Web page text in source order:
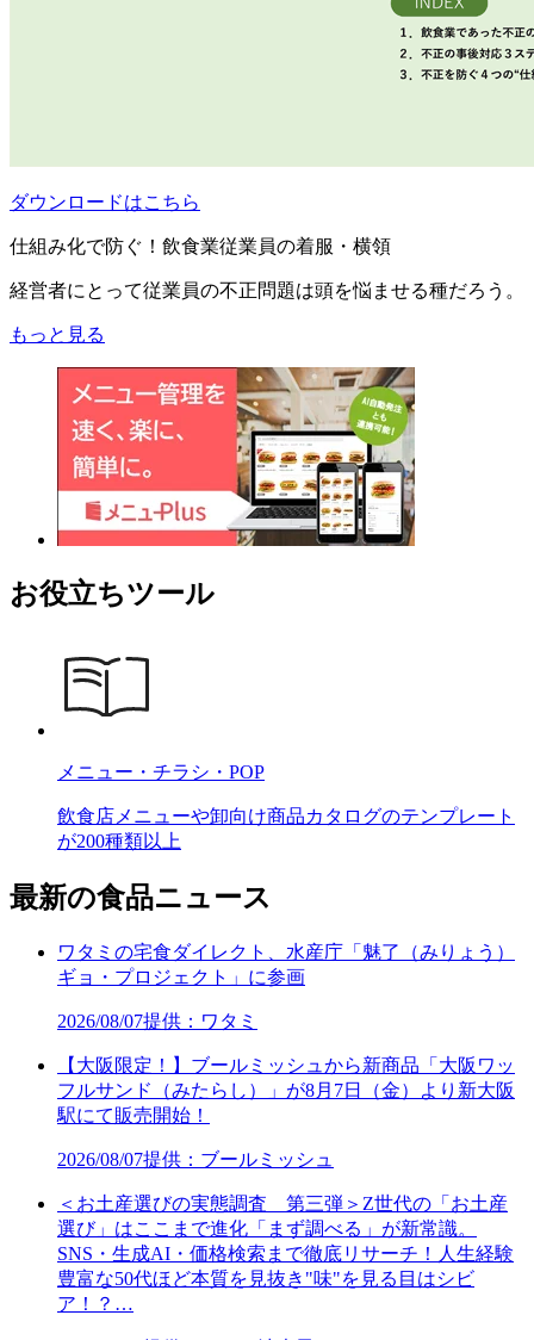
ダウンロードはこちら
仕組み化で防ぐ！飲食業従業員の着服・横領
経営者にとって従業員の不正問題は頭を悩ませる種だろう。
もっと見る
お役立ちツール
メニュー・チラシ・POP
飲食店メニューや卸向け商品カタログのテンプレート
が200種類以上
最新の食品ニュース
ワタミの宅食ダイレクト、水産庁「魅了（みりょう）
ギョ・プロジェクト」に参画
2026/08/07提供：ワタミ
【大阪限定！】ブールミッシュから新商品「大阪ワッ
フルサンド（みたらし）」が8月7日（金）より新大阪
駅にて販売開始！
2026/08/07提供：ブールミッシュ
＜お土産選びの実態調査 第三弾＞Z世代の「お土産
選び」はここまで進化「まず調べる」が新常識。
SNS・生成AI・価格検索まで徹底リサーチ！人生経験
豊富な50代ほど本質を見抜き"味"を見る目はシビ
ア！？…